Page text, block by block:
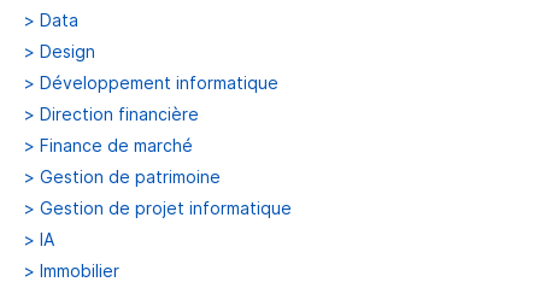
> Data
> Design
> Développement informatique
> Direction financière
> Finance de marché
> Gestion de patrimoine
> Gestion de projet informatique
> IA
> Immobilier